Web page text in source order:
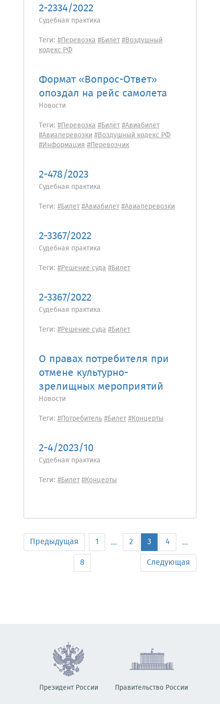
2-2334/2022
Судебная практика
Теги: #Перевозка#Билет#Воздушный
кодекс РФ
Формат «Вопрос-Ответ»
опоздал на рейс самолета
Новости
Теги: #Перевозка#Билет#Авиабилет
#Авиаперевозки#Воздушный кодекс РФ
#Информация#Перевозчик
2-478/2023
Судебная практика
Теги: #Билет#Авиабилет#Авиаперевозки
2-3367/2022
Судебная практика
Теги: #Решение суда#Билет
2-3367/2022
Судебная практика
Теги: #Решение суда#Билет
О правах потребителя при
отмене культурно-
зрелищных мероприятий
Новости
Теги: #Потребитель#Билет#Концерты
2-4/2023/10
Судебная практика
Теги: #Билет#Концерты
Предыдущая 1 ... 2 3 4
...
8
Следующая
Президент России Правительство России